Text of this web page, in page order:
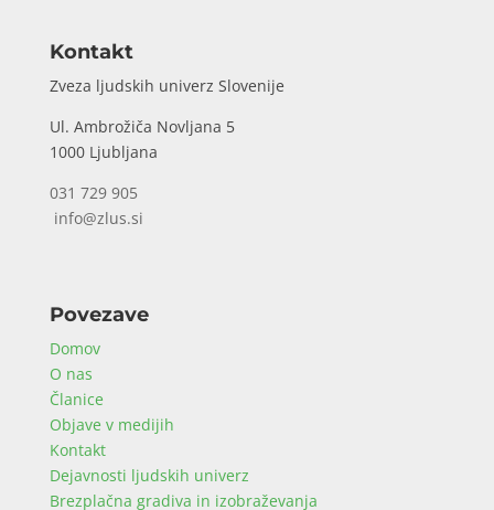
Kontakt
Zveza ljudskih univerz Slovenije
Ul. Ambrožiča Novljana 5
1000 Ljubljana
031 729 905
info@zlus.si
Povezave
Domov
O nas
Članice
Objave v medijih
Kontakt
Dejavnosti ljudskih univerz
Brezplačna gradiva in izobraževanja